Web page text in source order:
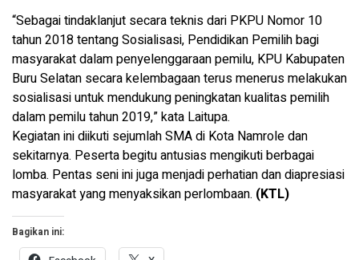
“Sebagai tindaklanjut secara teknis dari PKPU Nomor 10
tahun 2018 tentang Sosialisasi, Pendidikan Pemilih bagi
masyarakat dalam penyelenggaraan pemilu, KPU Kabupaten
Buru Selatan secara kelembagaan terus menerus melakukan
sosialisasi untuk mendukung peningkatan kualitas pemilih
dalam pemilu tahun 2019,” kata Laitupa.
Kegiatan ini diikuti sejumlah SMA di Kota Namrole dan
sekitarnya. Peserta begitu antusias mengikuti berbagai
lomba. Pentas seni ini juga menjadi perhatian dan diapresiasi
masyarakat yang menyaksikan perlombaan. (KTL)
Bagikan ini: